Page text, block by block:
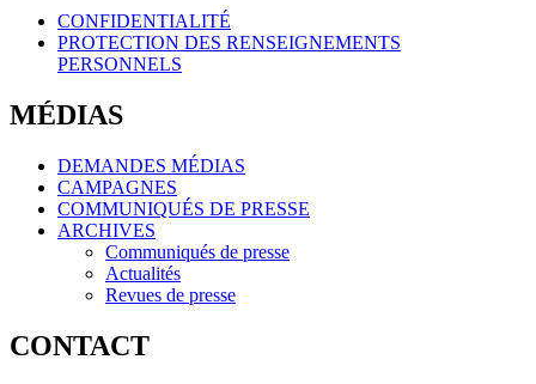
CONFIDENTIALITÉ
PROTECTION DES RENSEIGNEMENTS
PERSONNELS
MÉDIAS
DEMANDES MÉDIAS
CAMPAGNES
COMMUNIQUÉS DE PRESSE
ARCHIVES
Communiqués de presse
Actualités
Revues de presse
CONTACT